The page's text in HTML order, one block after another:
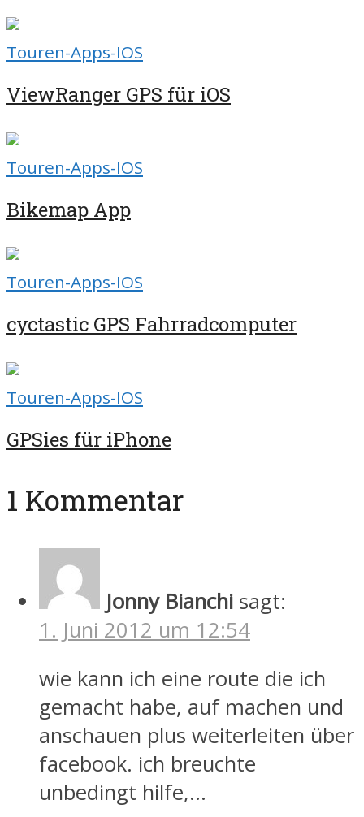
Touren-Apps-IOS
ViewRanger GPS für iOS
Touren-Apps-IOS
Bikemap App
Touren-Apps-IOS
cyctastic GPS Fahrradcomputer
Touren-Apps-IOS
GPSies für iPhone
1 Kommentar
Jonny Bianchi sagt:
1. Juni 2012 um 12:54
wie kann ich eine route die ich
gemacht habe, auf machen und
anschauen plus weiterleiten über
facebook. ich breuchte
unbedingt hilfe,…